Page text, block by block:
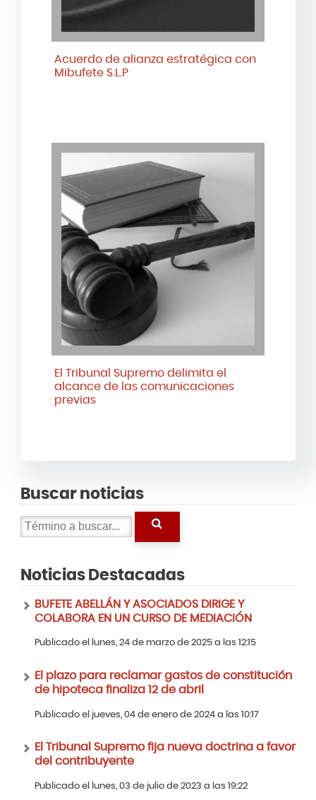
Acuerdo de alianza estratégica con
Mibufete S.L.P
El Tribunal Supremo delimita el
alcance de las comunicaciones
previas
Buscar noticias
Noticias Destacadas
BUFETE ABELLÁN Y ASOCIADOS DIRIGE Y
COLABORA EN UN CURSO DE MEDIACIÓN
Publicado el lunes, 24 de marzo de 2025 a las 12:15
El plazo para reclamar gastos de constitución
de hipoteca finaliza 12 de abril
Publicado el jueves, 04 de enero de 2024 a las 10:17
El Tribunal Supremo fija nueva doctrina a favor
del contribuyente
Publicado el lunes, 03 de julio de 2023 a las 19:22